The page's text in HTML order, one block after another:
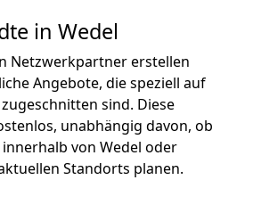
in Wedel
Netzwerkpartner erstellen
Angebote, die speziell auf
sind. Diese
unabhängig davon, ob
von Wedel oder
Standorts planen.